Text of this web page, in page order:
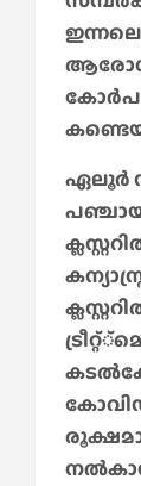
ഇന്നലെ
ഏലൂര്‍